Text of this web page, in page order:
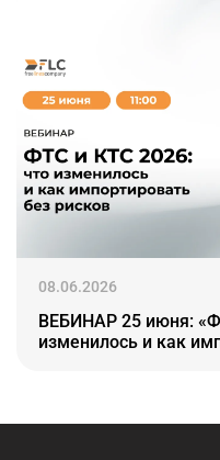
08.06.2026
ВЕБИНАР 25 июня:
изменилось и как